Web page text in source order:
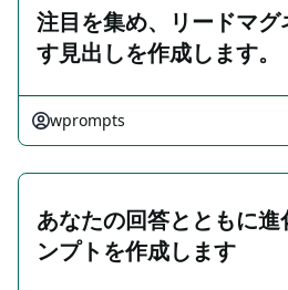
注目を集め、リードマ
す見出しを作成します。
wprompts
あなたの回答とともに
ンプトを作成します